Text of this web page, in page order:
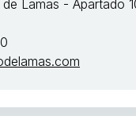
Lamas - Apartado